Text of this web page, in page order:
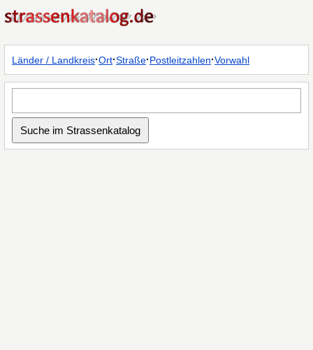
Länder / Landkreis·Ort·Straße·Postleitzahlen·Vorwahl